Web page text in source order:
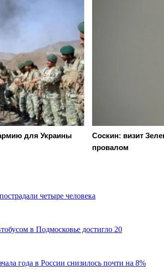
для Украины
Соскин: визит
провалом
четыре человека
в Подмосковье достигло 20
года в России снизилось почти на 8%